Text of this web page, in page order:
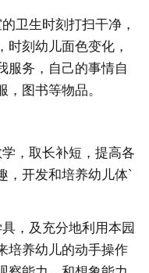
卫生时刻打扫干净，
时刻幼儿面色变化，
服务，自己的事情自
图书等物品。
，取长补短，提高各
，开发和培养幼儿体`
，及充分地利用本园
培养幼儿的动手操作